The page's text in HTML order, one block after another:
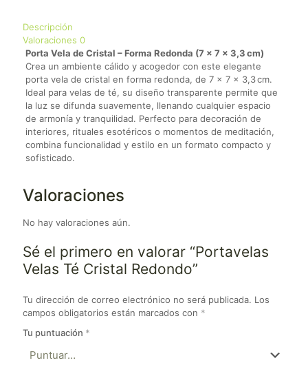
Descripción
Valoraciones 0
Porta Vela de Cristal – Forma Redonda (7 × 7 × 3,3 cm)
Crea un ambiente cálido y acogedor con este elegante
porta vela de cristal en forma redonda, de 7 × 7 × 3,3 cm.
Ideal para velas de té, su diseño transparente permite que
la luz se difunda suavemente, llenando cualquier espacio
de armonía y tranquilidad. Perfecto para decoración de
interiores, rituales esotéricos o momentos de meditación,
combina funcionalidad y estilo en un formato compacto y
sofisticado.
Valoraciones
No hay valoraciones aún.
Sé el primero en valorar “Portavelas
Velas Té Cristal Redondo”
Tu dirección de correo electrónico no será publicada. Los
campos obligatorios están marcados con *
Tu puntuación *